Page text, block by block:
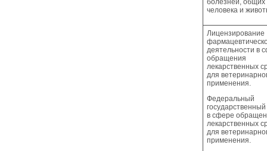
болезней, общих
человека и
Лицензирование
деятельности в
обращения
лекарственных
для
применения.
Федеральный
в сфере
лекарственных
для
применения.